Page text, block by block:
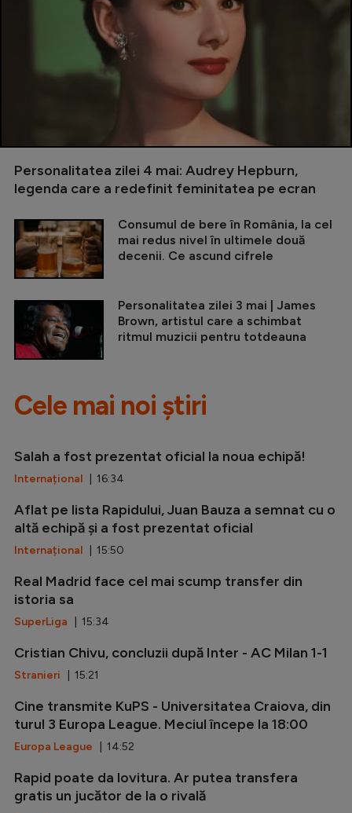
Personalitatea zilei 4 mai: Audrey Hepburn,
legenda care a redefinit feminitatea pe ecran
Consumul de bere în România, la cel
mai redus nivel în ultimele două
decenii. Ce ascund cifrele
Personalitatea zilei 3 mai | James
Brown, artistul care a schimbat
ritmul muzicii pentru totdeauna
Cele mai noi știri
Salah a fost prezentat oficial la noua echipă!
Internațional | 16:34
Aflat pe lista Rapidului, Juan Bauza a semnat cu o
altă echipă și a fost prezentat oficial
Internațional | 15:50
Real Madrid face cel mai scump transfer din
istoria sa
SuperLiga | 15:34
Cristian Chivu, concluzii după Inter - AC Milan 1-1
Stranieri | 15:21
Cine transmite KuPS - Universitatea Craiova, din
turul 3 Europa League. Meciul începe la 18:00
Europa League | 14:52
Rapid poate da lovitura. Ar putea transfera
gratis un jucător de la o rivală